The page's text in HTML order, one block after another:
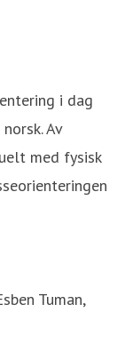
i dag
Av
med fysisk
Tuman,